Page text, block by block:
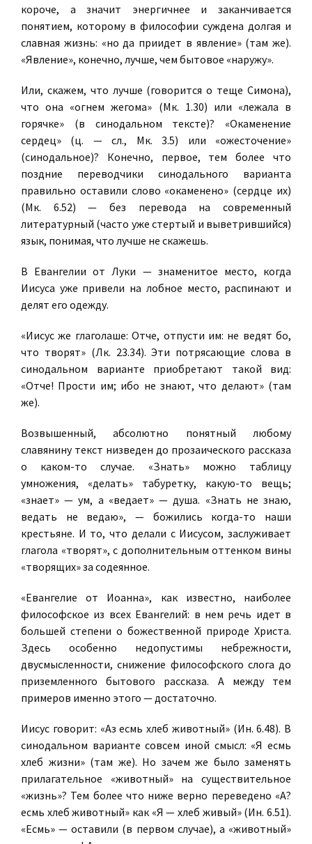
короче, а значит энергичнее и заканчивается
понятием, которому в философии суждена долгая и
славная жизнь: «но да приидет в явление» (там же).
«Явление», конечно, лучше, чем бытовое «наружу».
Или, скажем, что лучше (говорится о теще Симона),
что она «огнем жегома» (Мк. 1.30) или «лежала в
горячке» (в синодальном тексте)? «Окаменение
сердец» (ц. — сл., Мк. 3.5) или «ожесточение»
(синодальное)? Конечно, первое, тем более что
поздние переводчики синодального варианта
правильно оставили слово «окаменено» (сердце их)
(Мк. 6.52) — без перевода на современный
литературный (часто уже стертый и выветрившийся)
язык, понимая, что лучше не скажешь.
В Евангелии от Луки — знаменитое место, когда
Иисуса уже привели на лобное место, распинают и
делят его одежду.
«Иисус же глаголаше: Отче, отпусти им: не ведят бо,
что творят» (Лк. 23.34). Эти потрясающие слова в
синодальном варианте приобретают такой вид:
«Отче! Прости им; ибо не знают, что делают» (там
же).
Возвышенный, абсолютно понятный любому
славянину текст низведен до прозаического рассказа
о каком-то случае. «Знать» можно таблицу
умножения, «делать» табуретку, какую-то вещь;
«знает» — ум, а «ведает» — душа. «Знать не знаю,
ведать не ведаю», — божились когда-то наши
крестьяне. И то, что делали с Иисусом, заслуживает
глагола «творят», с дополнительным оттенком вины
«творящих» за содеянное.
«Евангелие от Иоанна», как известно, наиболее
философское из всех Евангелий: в нем речь идет в
большей степени о божественной природе Христа.
Здесь особенно недопустимы небрежности,
двусмысленности, снижение философского слога до
приземленного бытового рассказа. А между тем
примеров именно этого — достаточно.
Иисус говорит: «Аз есмь хлеб животный» (Ин. 6.48). В
синодальном варианте совсем иной смысл: «Я есмь
хлеб жизни» (там же). Но зачем же было заменять
прилагательное «животный» на существительное
«жизнь»? Тем более что ниже верно переведено «А?
есмь хлеб животный» как «Я — хлеб живый» (Ин. 6.51).
«Есмь» — оставили (в первом случае), а «животный»